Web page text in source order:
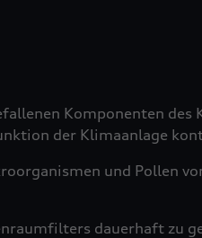
Komponenten
der Klimaanlage
und Pollen
dauerhaft zu